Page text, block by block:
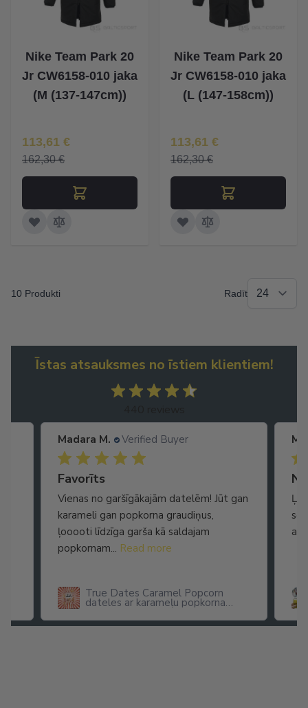
Nike Team Park 20
Jr CW6158-010 jaka
(M (137-147cm))
Īpaša Cena
113,61 €
162,30 €
Nike Team Park 20
Jr CW6158-010 jaka
(L (147-158cm))
Īpaša Cena
113,61 €
162,30 €
10 Produkti Radīt
Īstas atsauksmes no īstiem klientiem!
Madara M. Verified Buyer
Favorīts
Vienas no garšīgākajām datelēm! Jūt gan
karameli gan popkorna graudiņus,
ļooooti līdzīga garša kā saldajam
popkornam... Read more
True Dates Caramel Popcorn
dateles ar karameļu popkorna
arī